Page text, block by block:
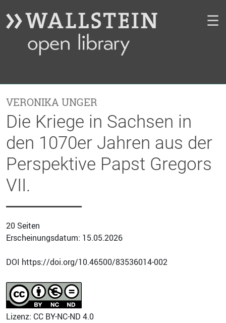
☰
VERONIKA UNGER
Die Kriege in Sachsen in
den 1070er Jahren aus der
Perspektive Papst Gregors
VII.
20 Seiten
Erscheinungsdatum: 15.05.2026
DOI https://doi.org/10.46500/83536014-002
Lizenz: CC BY-NC-ND 4.0